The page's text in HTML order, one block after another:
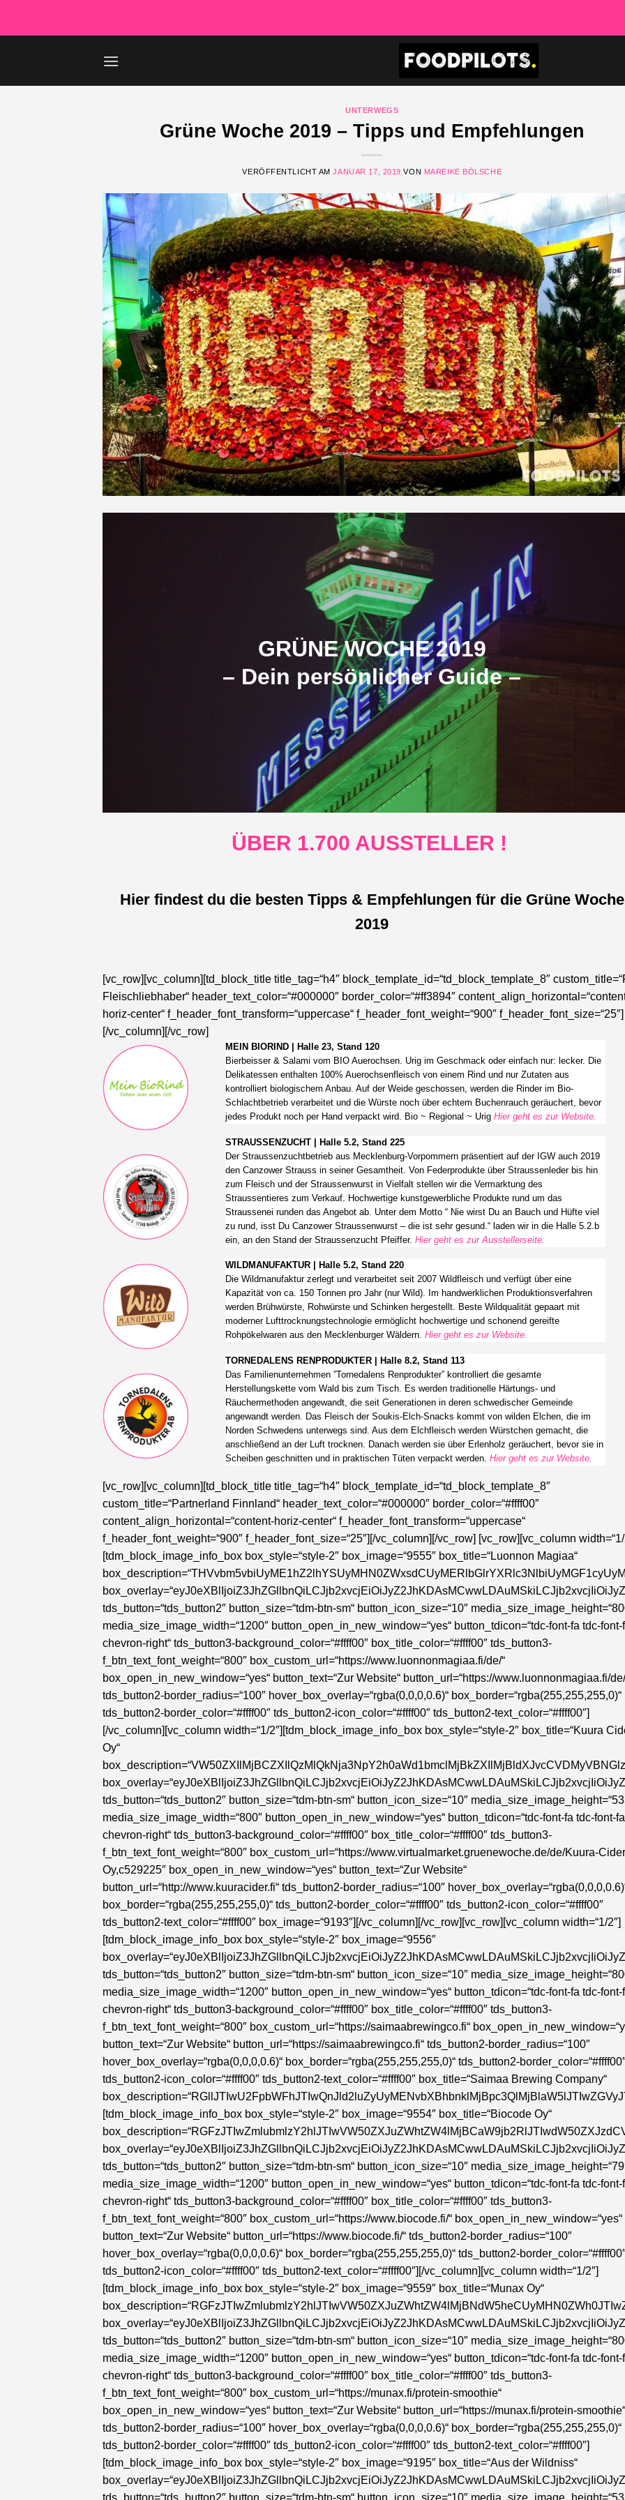
UNTERWEGS
Grüne Woche 2019 – Tipps und Empfehlungen
VERÖFFENTLICHT AMJANUAR 17, 2019 VON MAREIKE BÖLSCHE
GRÜNE WOCHE 2019
– Dein persönlicher Guide –
ÜBER 1.700 AUSSTELLER !
Hier findest du die besten Tipps & Empfehlungen für die Grüne Woche
2019
[vc_row][vc_column][td_block_title title_tag=“h4″ block_template_id=“td_block_template_8″
Fleischliebhaber“ header_text_color=“#000000″ border_color=“#ff3894″
horiz-center“ f_header_font_transform=“uppercase“ f_header_font_weight=“900″ f_header_font_size=“25″]
[/vc_column][/vc_row]
MEIN BIORIND | Halle 23, Stand 120
Bierbeisser & Salami vom BIO Auerochsen. Urig im Geschmack oder einfach nur: lecker. Die
Delikatessen enthalten 100% Auerochsenfleisch von einem Rind und nur Zutaten aus
kontrolliert biologischem Anbau. Auf der Weide geschossen, werden die Rinder im Bio-
Schlachtbetrieb verarbeitet und die Würste noch über echtem Buchenrauch geräuchert, bevor
jedes Produkt noch per Hand verpackt wird. Bio ~ Regional ~ Urig Hier geht es zur Website.
STRAUSSENZUCHT | Halle 5.2, Stand 225
Der Straussenzuchtbetrieb aus Mecklenburg-Vorpommern präsentiert auf der IGW auch 2019
den Canzower Strauss in seiner Gesamtheit. Von Federprodukte über Straussenleder bis hin
zum Fleisch und der Straussenwurst in Vielfalt stellen wir die Vermarktung des
Straussentieres zum Verkauf. Hochwertige kunstgewerbliche Produkte rund um das
Straussenei runden das Angebot ab. Unter dem Motto “ Nie wirst Du an Bauch und Hüfte viel
zu rund, isst Du Canzower Straussenwurst – die ist sehr gesund.“ laden wir in die Halle 5.2.b
ein, an den Stand der Straussenzucht Pfeiffer. Hier geht es zur Ausstellerseite.
WILDMANUFAKTUR | Halle 5.2, Stand 220
Die Wildmanufaktur zerlegt und verarbeitet seit 2007 Wildfleisch und verfügt über eine
Kapazität von ca. 150 Tonnen pro Jahr (nur Wild). Im handwerklichen Produktionsverfahren
werden Brühwürste, Rohwürste und Schinken hergestellt. Beste Wildqualität gepaart mit
moderner Lufttrocknungstechnologie ermöglicht hochwertige und schonend gereifte
Rohpökelwaren aus den Mecklenburger Wäldern. Hier geht es zur Website.
TORNEDALENS RENPRODUKTER | Halle 8.2, Stand 113
Das Familienunternehmen ”Tornedalens Renprodukter” kontrolliert die gesamte
Herstellungskette vom Wald bis zum Tisch. Es werden traditionelle Härtungs- und
Räuchermethoden angewandt, die seit Generationen in deren schwedischer Gemeinde
angewandt werden. Das Fleisch der Soukis-Elch-Snacks kommt von wilden Elchen, die im
Norden Schwedens unterwegs sind. Aus dem Elchfleisch werden Würstchen gemacht, die
anschließend an der Luft trocknen. Danach werden sie über Erlenholz geräuchert, bevor sie in
Scheiben geschnitten und in praktischen Tüten verpackt werden. Hier geht es zur Website.
[vc_row][vc_column][td_block_title title_tag=“h4″ block_template_id=“td_block_template_8″ custom_title=“Partnerland Finnland“ header_text_color=“#000000″ border_color=“#ffff00″ content_align_horizontal=“content-horiz-center“ f_header_font_transform=“uppercase“ f_header_font_weight=“900″ f_header_font_size=“25″][/vc_column][/vc_row] [vc_row][vc_column width=“1/2″][tdm_block_image_info_box box_style=“style-2″ box_image=“9555″ box_title=“Luonnon Magiaa“ box_description=“THVvbm5vbiUyME1hZ2lhYSUyMHN0ZWxsdCUyMERlbGlrYXRlc3NlbiUyMGF1cyUyMGRlbiUyMEVyemV1Z25pc3NlbiUyMGRlciUyMGZpbm5pc2NoZW4lMjBXJUMzJUE0bGRlciUyMGhlci4lMjBVcmFsdGVzJTIwV2FsZHdpc3NlbiUyMHVuZCUyMGluJTIwSGFuZGFyYmVpdHN0cmFkaXRpb24lMjBlbnRzdGVoZW4lMjBQcm9kdWt0ZSUyMHdpZSUyMGJzcHcuJTIwZ2VmcmllcmdldHJvY2tuZXRlJTIwRmljaHRlbnNwcm9zc2VuLg==“ box_overlay=“eyJ0eXBlIjoiZ3JhZGllbnQiLCJjb2xvcjEiOiJyZ2JhKDAsMCwwLDAuMSkiLCJjb2xvcjIiOiJyZ2JhKDAsMTksMzgsMC44KSIsIm1peGVkQ29sb3JzIjpbXSwiZGVncmVlIjoiMzAiLCJjc3MiOiJiYWNrZ3JvdW5kOiAtd2Via2l0LWxpbmVhci1ncmFkaWVudCgzMGRlZyxyZ2JhKDAsMTksMzgsMC44KSxyZ2JhKDAsMCwwLDAuMSkpO2JhY2tncm91bmQ6IGxpbmVhci1ncmFkaWVudCgzMGRlZyxyZ2JhKDAsMTksMzgsMC44KSxyZ2JhKDAsMCwwLDAuMSkpOyIsImNzc1BhcmFtcyI6IjMwZGVnLHJnYmEoMCwxOSwzOCwwLjgpLHJnYmEoMCwwLDAsMC4xKSJ9″ tds_button=“tds_button2″ button_size=“tdm-btn-sm“ button_icon_size=“10″ media_size_image_height=“800″ media_size_image_width=“1200″ button_open_in_new_window=“yes“ button_tdicon=“tdc-font-fa tdc-font-fa-chevron-right“ tds_button3-background_color=“#ffff00″ box_title_color=“#ffff00″ tds_button3-f_btn_text_font_weight=“800″ box_custom_url=“https://www.luonnonmagiaa.fi/de/“ box_open_in_new_window=“yes“ button_text=“Zur Website“ button_url=“https://www.luonnonmagiaa.fi/de/“ tds_button2-border_radius=“100″ hover_box_overlay=“rgba(0,0,0,0.6)“ box_border=“rgba(255,255,255,0)“ tds_button2-border_color=“#ffff00″ tds_button2-icon_color=“#ffff00″ tds_button2-text_color=“#ffff00″][/vc_column][vc_column width=“1/2″][tdm_block_image_info_box box_style=“style-2″ box_title=“Kuura Cider Oy“ box_description=“VW50ZXIlMjBCZXIlQzMlQkNja3NpY2h0aWd1bmclMjBkZXIlMjBldXJvcCVDMyVBNGlzY2hlbiUyMEFwZmVsd2VpbnRyYWRpdGlvbiUyMHN0ZWxsZW4lMjB3aXIlMjBlY2h0ZW4lMjBBcGZlbHdlaW4lMjBhdXMlMjBmaW5uaXNjaGVuJTIwJUMzJTg0cGZlbG4lMjBoZXIuJTIwRGllJTIwQXVzd2FobCUyMHVtZmFzc3QlMjBBcGZlbHdlaW4lMjB2ZXJzY2hpZWRlbmVyJTIwU3RpbGUlMjB1bmQlMjBNZXRob2RlbiUyQyUyMHdpJTIwei5CJTIwZGVuJTIwRWlzd2VpbiUyMEt1dXJhJTIwSWNlJTIwQ2lkZXIu“ box_overlay=“eyJ0eXBlIjoiZ3JhZGllbnQiLCJjb2xvcjEiOiJyZ2JhKDAsMCwwLDAuMSkiLCJjb2xvcjIiOiJyZ2JhKDAsMTksMzgsMC44KSIsIm1peGVkQ29sb3JzIjpbXSwiZGVncmVlIjoiMzAiLCJjc3MiOiJiYWNrZ3JvdW5kOiAtd2Via2l0LWxpbmVhci1ncmFkaWVudCgzMGRlZyxyZ2JhKDAsMTksMzgsMC44KSxyZ2JhKDAsMCwwLDAuMSkpO2JhY2tncm91bmQ6IGxpbmVhci1ncmFkaWVudCgzMGRlZyxyZ2JhKDAsMTksMzgsMC44KSxyZ2JhKDAsMCwwLDAuMSkpOyIsImNzc1BhcmFtcyI6IjMwZGVnLHJnYmEoMCwxOSwzOCwwLjgpLHJnYmEoMCwwLDAsMC4xKSJ9″ tds_button=“tds_button2″ button_size=“tdm-btn-sm“ button_icon_size=“10″ media_size_image_height=“533″ media_size_image_width=“800″ button_open_in_new_window=“yes“ button_tdicon=“tdc-font-fa tdc-font-fa-chevron-right“ tds_button3-background_color=“#ffff00″ box_title_color=“#ffff00″ tds_button3-f_btn_text_font_weight=“800″ box_custom_url=“https://www.virtualmarket.gruenewoche.de/de/Kuura-Cider-Oy,c529225″ box_open_in_new_window=“yes“ button_text=“Zur Website“ button_url=“http://www.kuuracider.fi“ tds_button2-border_radius=“100″ hover_box_overlay=“rgba(0,0,0,0.6)“ box_border=“rgba(255,255,255,0)“ tds_button2-border_color=“#ffff00″ tds_button2-icon_color=“#ffff00″ tds_button2-text_color=“#ffff00″ box_image=“9193″][/vc_column][/vc_row][vc_row][vc_column width=“1/2″][tdm_block_image_info_box box_style=“style-2″ box_image=“9556″ box_overlay=“eyJ0eXBlIjoiZ3JhZGllbnQiLCJjb2xvcjEiOiJyZ2JhKDAsMCwwLDAuMSkiLCJjb2xvcjIiOiJyZ2JhKDAsMTksMzgsMC44KSIsIm1peGVkQ29sb3JzIjpbXSwiZGVncmVlIjoiMzAiLCJjc3MiOiJiYWNrZ3JvdW5kOiAtd2Via2l0LWxpbmVhci1ncmFkaWVudCgzMGRlZyxyZ2JhKDAsMTksMzgsMC44KSxyZ2JhKDAsMCwwLDAuMSkpO2JhY2tncm91bmQ6IGxpbmVhci1ncmFkaWVudCgzMGRlZyxyZ2JhKDAsMTksMzgsMC44KSxyZ2JhKDAsMCwwLDAuMSkpOyIsImNzc1BhcmFtcyI6IjMwZGVnLHJnYmEoMCwxOSwzOCwwLjgpLHJnYmEoMCwwLDAsMC4xKSJ9″ tds_button=“tds_button2″ button_size=“tdm-btn-sm“ button_icon_size=“10″ media_size_image_height=“800″ media_size_image_width=“1200″ button_open_in_new_window=“yes“ button_tdicon=“tdc-font-fa tdc-font-fa-chevron-right“ tds_button3-background_color=“#ffff00″ box_title_color=“#ffff00″ tds_button3-f_btn_text_font_weight=“800″ box_custom_url=“https://saimaabrewingco.fi“ box_open_in_new_window=“yes“ button_text=“Zur Website“ button_url=“https://saimaabrewingco.fi“ tds_button2-border_radius=“100″ hover_box_overlay=“rgba(0,0,0,0.6)“ box_border=“rgba(255,255,255,0)“ tds_button2-border_color=“#ffff00″ tds_button2-icon_color=“#ffff00″ tds_button2-text_color=“#ffff00″ box_title=“Saimaa Brewing Company“ box_description=“RGllJTIwU2FpbWFhJTIwQnJld2luZyUyMENvbXBhbnklMjBpc3QlMjBlaW5lJTIwZGVyJTIwJUMzJUE0bHRlc3RlbiUyMGtsZWluZW4lMjBCcmF1ZXJlaWVuJTIwRmlubmxhbmRzJTJDJTIwZGllJTIwTmFjaGhhbHRpZ2tlaXQlMkMlMjBUcmFuc3BhcmVueiUyMHVuZCUyME5hdHVycHJvZHVrdGUlMjBzdGVodC4lMjBTcGFubmVuZCUyMHNpbmQlMjB2b3IlMjBhbGxlbSUyMGRlcmVuJTIwdmllbGUlMjBDcmFmdCUyMEJlZXIlMjBTb3J0ZW4lMjB1bmQlMjBCaWVyY29ja3RhaWxzLiUyMA==“][tdm_block_image_info_box box_style=“style-2″ box_image=“9554″ box_title=“Biocode Oy“ box_description=“RGFzJTIwZmlubmlzY2hlJTIwVW50ZXJuZWhtZW4lMjBCaW9jb2RlJTIwdW50ZXJzdCVDMyVCQ3R6dCUyMEZpcm1lbiUyQyUyMHNpY2glMjAlQzMlQjZrb2xvZ2lzY2hlciUyMGF1c3p1cmljaHRlbi4lMjBXZXIlMjBzZWluJTIwVW50ZXJuZWhtZW4lMjBha3RpdiUyMGYlQzMlQkNyJTIwZGllJTIwWnVrdW5mdCUyMHVuZCUyMGdlZ2VuJTIwZGVuJTIwS2xpbWF3YW5kZWwlMjB1bXN0ZWxsZW4lMjBtJUMzJUI2Y2h0ZSUyQyUyMGZpbmRldCUyMGJlaSUyMEJpb2NvZGUlMjBkaWUlMjByaWNodGlnZSUyMFVudGVyc3QlQzMlQkN0enVuZy4=“ box_overlay=“eyJ0eXBlIjoiZ3JhZGllbnQiLCJjb2xvcjEiOiJyZ2JhKDAsMCwwLDAuMSkiLCJjb2xvcjIiOiJyZ2JhKDAsMTksMzgsMC44KSIsIm1peGVkQ29sb3JzIjpbXSwiZGVncmVlIjoiMzAiLCJjc3MiOiJiYWNrZ3JvdW5kOiAtd2Via2l0LWxpbmVhci1ncmFkaWVudCgzMGRlZyxyZ2JhKDAsMTksMzgsMC44KSxyZ2JhKDAsMCwwLDAuMSkpO2JhY2tncm91bmQ6IGxpbmVhci1ncmFkaWVudCgzMGRlZyxyZ2JhKDAsMTksMzgsMC44KSxyZ2JhKDAsMCwwLDAuMSkpOyIsImNzc1BhcmFtcyI6IjMwZGVnLHJnYmEoMCwxOSwzOCwwLjgpLHJnYmEoMCwwLDAsMC4xKSJ9″ tds_button=“tds_button2″ button_size=“tdm-btn-sm“ button_icon_size=“10″ media_size_image_height=“799″ media_size_image_width=“1200″ button_open_in_new_window=“yes“ button_tdicon=“tdc-font-fa tdc-font-fa-chevron-right“ tds_button3-background_color=“#ffff00″ box_title_color=“#ffff00″ tds_button3-f_btn_text_font_weight=“800″ box_custom_url=“https://www.biocode.fi/“ box_open_in_new_window=“yes“ button_text=“Zur Website“ button_url=“https://www.biocode.fi/“ tds_button2-border_radius=“100″ hover_box_overlay=“rgba(0,0,0,0.6)“ box_border=“rgba(255,255,255,0)“ tds_button2-border_color=“#ffff00″ tds_button2-icon_color=“#ffff00″ tds_button2-text_color=“#ffff00″][/vc_column][vc_column width=“1/2″][tdm_block_image_info_box box_style=“style-2″ box_image=“9559″ box_title=“Munax Oy“ box_description=“RGFzJTIwZmlubmlzY2hlJTIwVW50ZXJuZWhtZW4lMjBNdW5heCUyMHN0ZWh0JTIwZiVDMyVCQ3IlMjBkZW4lMjBWZXJ0cmllYiUyMHZvbiUyMEglQzMlQkNobmVyZWllcm4lMjB1bmQlMjBoYXQlMjBiYXNpZXJlbmQlMjBhdWYlMjBIJUMzJUJDaG5lcmVpd2VpJUMzJTlGJTIwdW5kJTIwRnIlQzMlQkNjaHRlbiUyMGVpbmVuJTIwUHJvdGVpbi1TbW9vdGhpZSUyMGVudHdpY2tlbHQuJTIwRGllJTIwUHJvZWdnLVNtb290aGllcyUyMHNpbmQlMjBtaWxjaC0lMkMlMjBnbHV0ZW4lMjB1bmQlMjBsYWt0b3NlZnJlaS4lMjA=“ box_overlay=“eyJ0eXBlIjoiZ3JhZGllbnQiLCJjb2xvcjEiOiJyZ2JhKDAsMCwwLDAuMSkiLCJjb2xvcjIiOiJyZ2JhKDAsMTksMzgsMC44KSIsIm1peGVkQ29sb3JzIjpbXSwiZGVncmVlIjoiMzAiLCJjc3MiOiJiYWNrZ3JvdW5kOiAtd2Via2l0LWxpbmVhci1ncmFkaWVudCgzMGRlZyxyZ2JhKDAsMTksMzgsMC44KSxyZ2JhKDAsMCwwLDAuMSkpO2JhY2tncm91bmQ6IGxpbmVhci1ncmFkaWVudCgzMGRlZyxyZ2JhKDAsMTksMzgsMC44KSxyZ2JhKDAsMCwwLDAuMSkpOyIsImNzc1BhcmFtcyI6IjMwZGVnLHJnYmEoMCwxOSwzOCwwLjgpLHJnYmEoMCwwLDAsMC4xKSJ9″ tds_button=“tds_button2″ button_size=“tdm-btn-sm“ button_icon_size=“10″ media_size_image_height=“800″ media_size_image_width=“1200″ button_open_in_new_window=“yes“ button_tdicon=“tdc-font-fa tdc-font-fa-chevron-right“ tds_button3-background_color=“#ffff00″ box_title_color=“#ffff00″ tds_button3-f_btn_text_font_weight=“800″ box_custom_url=“https://munax.fi/protein-smoothie“ box_open_in_new_window=“yes“ button_text=“Zur Website“ button_url=“https://munax.fi/protein-smoothie“ tds_button2-border_radius=“100″ hover_box_overlay=“rgba(0,0,0,0.6)“ box_border=“rgba(255,255,255,0)“ tds_button2-border_color=“#ffff00″ tds_button2-icon_color=“#ffff00″ tds_button2-text_color=“#ffff00″][tdm_block_image_info_box box_style=“style-2″ box_image=“9195″ box_title=“Aus der Wildniss“ box_overlay=“eyJ0eXBlIjoiZ3JhZGllbnQiLCJjb2xvcjEiOiJyZ2JhKDAsMCwwLDAuMSkiLCJjb2xvcjIiOiJyZ2JhKDAsMTksMzgsMC44KSIsIm1peGVkQ29sb3JzIjpbXSwiZGVncmVlIjoiMzAiLCJjc3MiOiJiYWNrZ3JvdW5kOiAtd2Via2l0LWxpbmVhci1ncmFkaWVudCgzMGRlZyxyZ2JhKDAsMTksMzgsMC44KSxyZ2JhKDAsMCwwLDAuMSkpO2JhY2tncm91bmQ6IGxpbmVhci1ncmFkaWVudCgzMGRlZyxyZ2JhKDAsMTksMzgsMC44KSxyZ2JhKDAsMCwwLDAuMSkpOyIsImNzc1BhcmFtcyI6IjMwZGVnLHJnYmEoMCwxOSwzOCwwLjgpLHJnYmEoMCwwLDAsMC4xKSJ9″ tds_button=“tds_button2″ button_size=“tdm-btn-sm“ button_icon_size=“10″ media_size_image_height=“533″ media_size_image_width=“800″ button_open_in_new_window=“yes“ button_tdicon=“tdc-font-fa tdc-font-fa-chevron-right“ tds_button3-background_color=“#ffff00″ box_title_color=“#ffff00″ tds_button3-f_btn_text_font_weight=“800″ box_custom_url=“https://www.ausderwildnis.fi/“ box_open_in_new_window=“yes“ button_text=“Zur Website“ button_url=“https://www.ausderwildnis.fi/“ tds_button2-border_radius=“100″ hover_box_overlay=“rgba(0,0,0,0.6)“ box_border=“rgba(255,255,255,0)“ tds_button2-border_color=“#ffff00″ tds_button2-icon_color=“#ffff00″ tds_button2-text_color=“#ffff00″ box_description=“RGllJTIwUHJvZHVrdGUlMjB1bmQlMjBMZWJlbnNtaXR0ZWwlMjBhdXMlMjBGaW5ubGFuZCUyMHNpbmQlMjBzbyUyMHJlaW4lMjB3aWUlMjBrYXVtJTIwd29hbmRlcnMlMjBhdWYlMjBkZXIlMjBXZWx0LiUyME5hdCVDMyVCQ3JsaWNoZW4lMjBVcnNwcnVuZ3MlMjB1bmQlMjBpbSUyMEVpbmtsYW5nJTIwbWl0JTIwZGVyJTIwTmF0dXIlMkMlMjBrYW5uc3QlMjBkdSUyMGhpZXIlMjBub2NoJTIwd2VpdGVyZSUyMGZpbm5pc2NoZSUyMEF1c